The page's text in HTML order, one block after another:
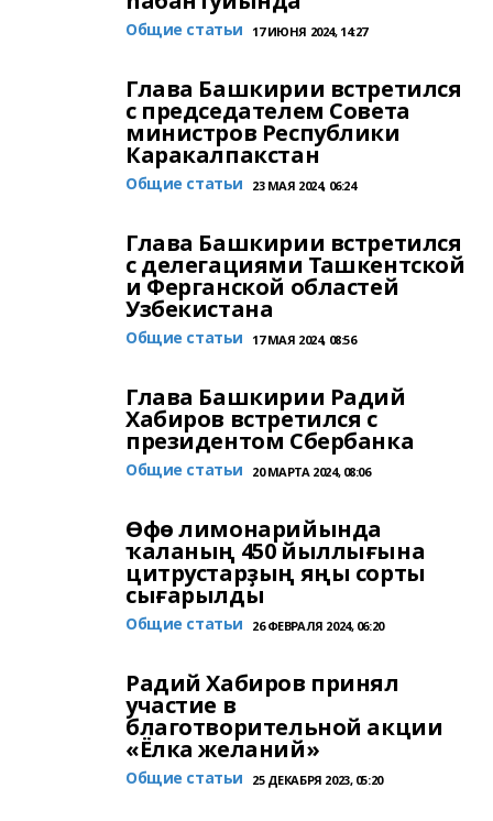
Общие статьи 17 ИЮНЯ 2024, 14:27
Глава Башкирии встретился
с председателем Совета
министров Республики
Каракалпакстан
Общие статьи 23 МАЯ 2024, 06:24
Глава Башкирии встретился
с делегациями Ташкентской
и Ферганской областей
Узбекистана
Общие статьи 17 МАЯ 2024, 08:56
Глава Башкирии Радий
Хабиров встретился с
президентом Сбербанка
Общие статьи 20 МАРТА 2024, 08:06
Өфө лимонарийында
ҡаланың 450 йыллығына
цитрустарҙың яңы сорты
сығарылды
Общие статьи 26 ФЕВРАЛЯ 2024, 06:20
Радий Хабиров принял
участие в
благотворительной акции
«Ёлка желаний»
Общие статьи 25 ДЕКАБРЯ 2023, 05:20